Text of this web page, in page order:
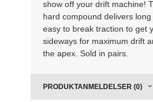
show off your drift machine!
hard compound delivers
easy to break traction to get
sideways for maximum drift
the apex. Sold in pairs.
PRODUKTANMELDELSER (0)